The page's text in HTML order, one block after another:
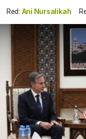
Red: Ani Nursalikah